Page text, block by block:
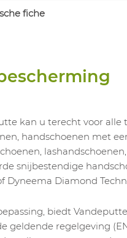
fiche
kan u terecht voor alle
handschoenen met
snijbestendige
Dyneema Diamond
biedt
geldende regelgeving (EN